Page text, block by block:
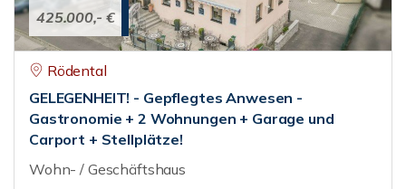
425.000,- €
Rödental
GELEGENHEIT! - Gepflegtes Anwesen -
Gastronomie + 2 Wohnungen + Garage und
Carport + Stellplätze!
Wohn- / Geschäftshaus